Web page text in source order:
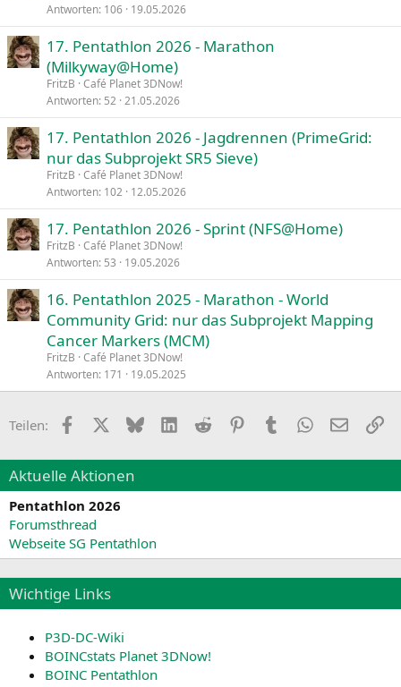
Antworten 106 19.05.2026
17. Pentathlon 2026 - Marathon
(Milkyway@Home)
FritzB Café Planet 3DNow!
Antworten 52 21.05.2026
17. Pentathlon 2026 - Jagdrennen (PrimeGrid:
nur das Subprojekt SR5 Sieve)
FritzB Café Planet 3DNow!
Antworten 102 12.05.2026
17. Pentathlon 2026 - Sprint (NFS@Home)
FritzB Café Planet 3DNow!
Antworten 53 19.05.2026
16. Pentathlon 2025 - Marathon - World
Community Grid: nur das Subprojekt Mapping
Cancer Markers (MCM)
FritzB Café Planet 3DNow!
Antworten 171 19.05.2025
Teilen: Facebook BlueskyLinkedIn
Reddit PinterestTumblr WhatsApp
E-Mail
Aktuelle Aktionen
Pentathlon 2026
Forumsthread
Webseite SG Pentathlon
Wichtige Links
P3D-DC-Wiki
BOINCstats Planet 3DNow!
BOINC Pentathlon